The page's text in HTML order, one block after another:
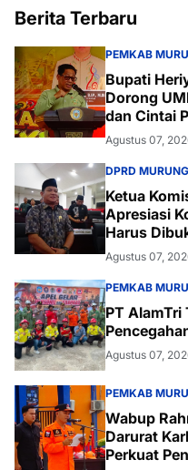
Berita Terbaru
PEMKAB
Bupati
Dorong
dan Cintai
Agustus 07,
DPRD
Ketua
Apresiasi
Harus
Agustus 07,
PEMKAB
PT
Agustus 07,
PEMKAB
Wabup
Darurat
Perkuat